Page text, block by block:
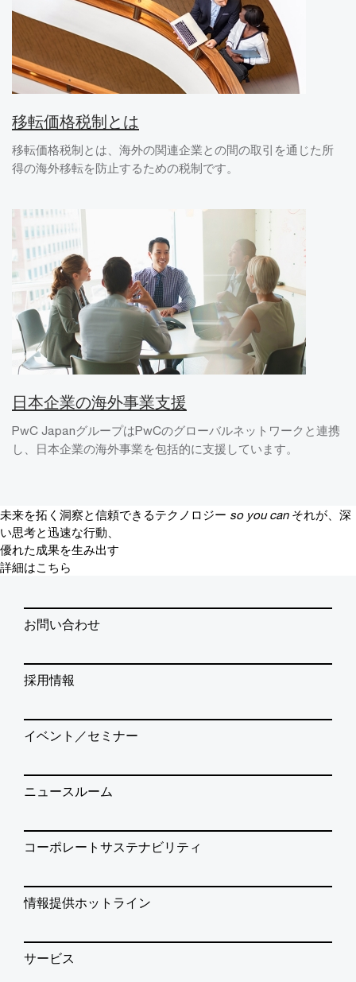
移転価格税制とは
移転価格税制とは、海外の関連企業との間の取引を通じた所
得の海外移転を防止するための税制です。
日本企業の海外事業支援
PwC JapanグループはPwCのグローバルネットワークと連携
し、日本企業の海外事業を包括的に支援しています。
未来を拓く洞察と信頼できるテクノロジー so you can それが、深
い思考と迅速な行動、
優れた成果を生み出す
詳細はこちら
お問い合わせ
採用情報
イベント／セミナー
ニュースルーム
コーポレートサステナビリティ
情報提供ホットライン
サービス